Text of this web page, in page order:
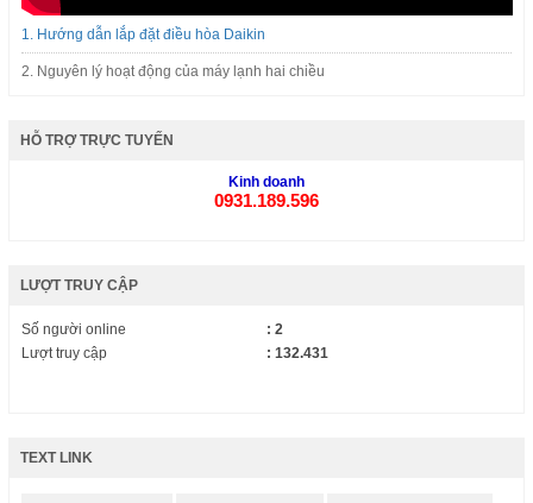
1. Hướng dẫn lắp đặt điều hòa Daikin
2. Nguyên lý hoạt động của máy lạnh hai chiều
HỖ TRỢ TRỰC TUYẾN
Kinh doanh
0931.189.596
LƯỢT TRUY CẬP
Số người online
: 2
Lượt truy cập
: 132.431
TEXT LINK